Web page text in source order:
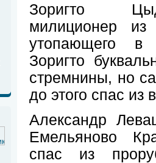
Зоригто
милиционер из
утопающего
Зоригто
стремнины, но
до этого спас
Александр
Емельяново
спас из